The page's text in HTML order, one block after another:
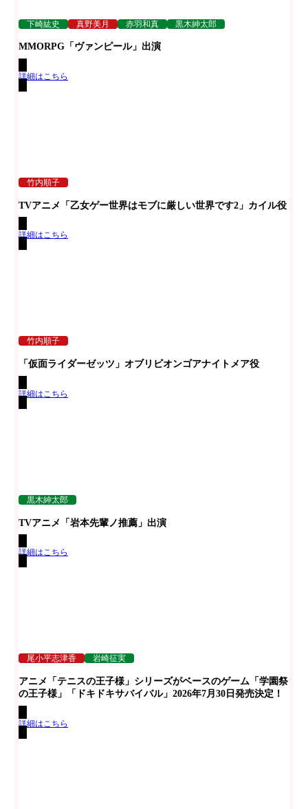
下崎紘史 真野美月 赤羽和真 黒木紳太郎
MMORPG「ヴァンピール」出演
詳細はこちら
竹内順子
TVアニメ「乙女ゲー世界はモブに厳しい世界です2」カイル役
詳細はこちら
竹内順子
「仮面ライダーゼッツ」オブリビオンゴアナイトメア役
詳細はこちら
黒木紳太郎
TVアニメ「岩本先輩ノ推薦」出演
詳細はこちら
尾小平志津香 岩崎征実
アニメ「テニスの王子様」シリーズがベースのゲーム「学園祭
の王子様」「ドキドキサバイバル」2026年7月30日発売決定！
詳細はこちら